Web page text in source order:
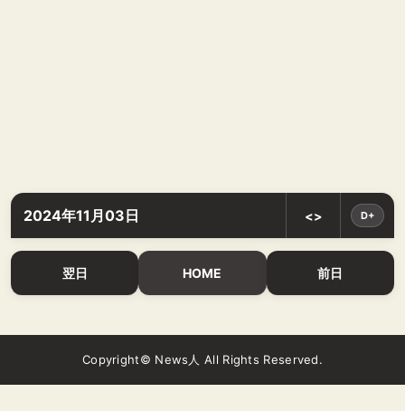
2024年11月03日 <> D+
翌日 HOME 前日
Copyright© News人 All Rights Reserved.